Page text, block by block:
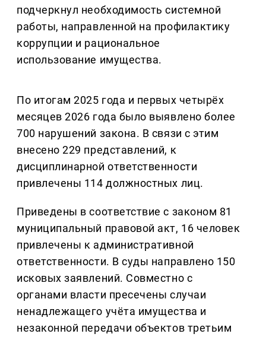
подчеркнул необходимость системной
работы, направленной на профилактику
коррупции и рациональное
использование имущества.
По итогам 2025 года и первых четырёх
месяцев 2026 года было выявлено более
700 нарушений закона. В связи с этим
внесено 229 представлений, к
дисциплинарной ответственности
привлечены 114 должностных лиц.
Приведены в соответствие с законом 81
муниципальный правовой акт, 16 человек
привлечены к административной
ответственности. В суды направлено 150
исковых заявлений. Совместно с
органами власти пресечены случаи
ненадлежащего учёта имущества и
незаконной передачи объектов третьим